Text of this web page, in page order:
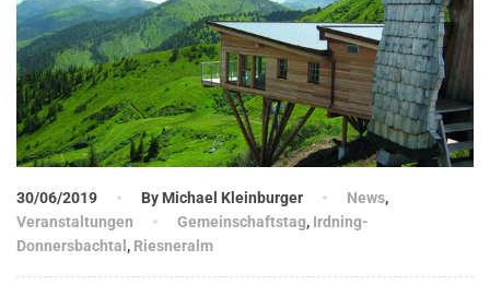
30/06/2019 By Michael Kleinburger News,
Veranstaltungen
Gemeinschaftstag, Irdning-
Donnersbachtal , Riesneralm